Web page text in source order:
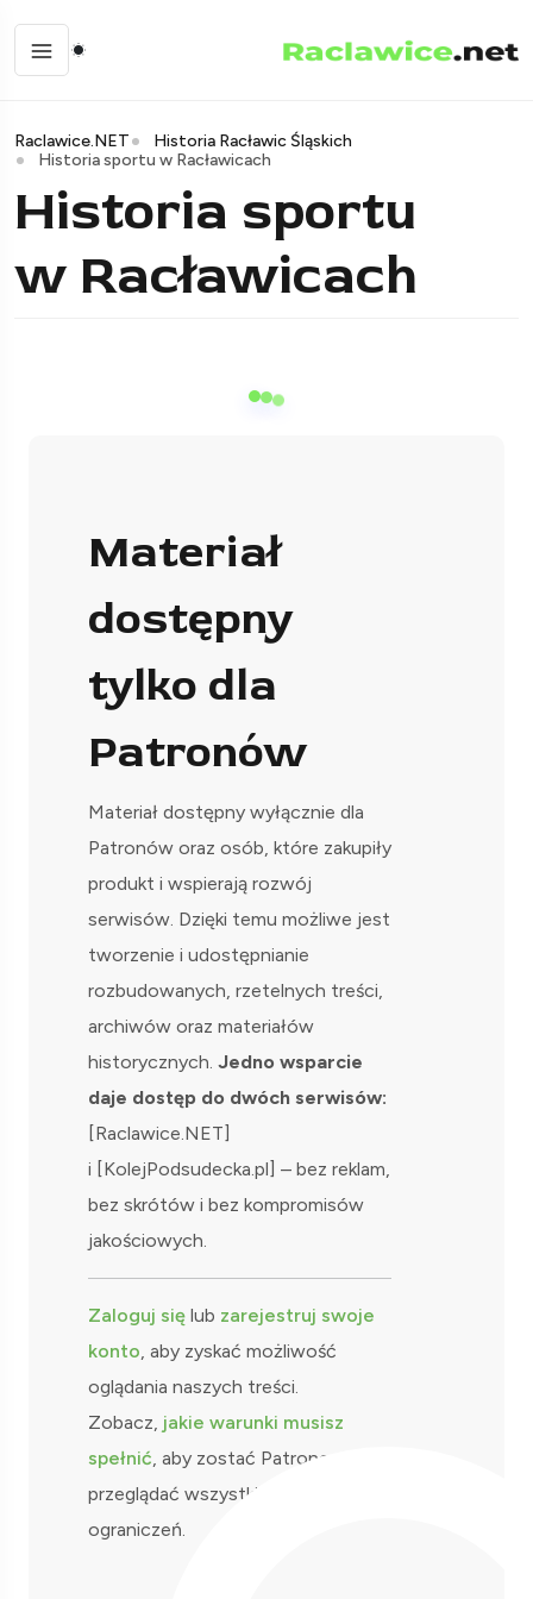
Raclawice.NET
Historia Racławic Śląskich
Historia sportu w Racławicach
Historia sportu
w Racławicach
Materiał
dostępny
tylko dla
Patronów
Materiał dostępny wyłącznie dla
Patronów oraz osób, które zakupiły
produkt i wspierają rozwój
serwisów. Dzięki temu możliwe jest
tworzenie i udostępnianie
rozbudowanych, rzetelnych treści,
archiwów oraz materiałów
historycznych. Jedno wsparcie
daje dostęp do dwóch serwisów:
[Raclawice.NET]
i [KolejPodsudecka.pl] – bez reklam,
bez skrótów i bez kompromisów
jakościowych.
Zaloguj się lub zarejestruj swoje
konto, aby zyskać możliwość
oglądania naszych treści.
Zobacz, jakie warunki musisz
spełnić, aby zostać Patronem i
przeglądać wszystkie materiały bez
ograniczeń.